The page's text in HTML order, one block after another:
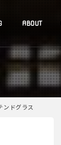
ABOUT
ンドグラス